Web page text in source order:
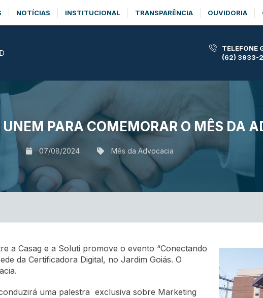
NOTÍCIAS INSTITUCIONAL TRANSPARÊNCIA OUVIDORIA
TELEFONE
(62) 3933-
PARA COMEMORAR O MÊS DA
07/08/2024 Mês da Advocacia
a Casag e a Soluti promove o evento “Conectando
da Certificadora Digital, no Jardim Goiás. O
uma palestra exclusiva sobre Marketing